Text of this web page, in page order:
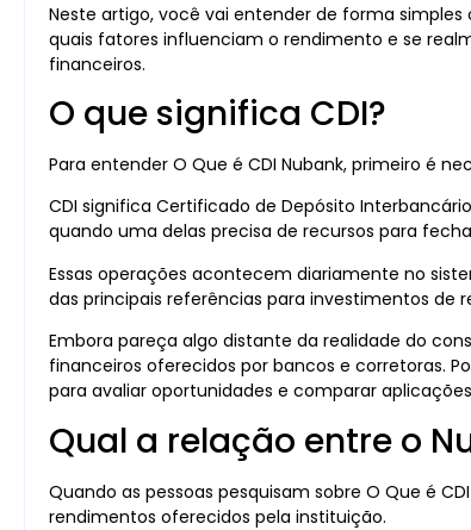
Neste artigo, você vai entender de forma
quais fatores influenciam o rendimento e se
financeiros.
O que significa CDI?
Para entender O Que é CDI Nubank, primeiro é
CDI significa Certificado de Depósito
quando uma delas precisa de recursos para
Essas operações acontecem diariamente no
das principais referências para investimentos de
Embora pareça algo distante da realidade do
financeiros oferecidos por bancos e corretoras.
para avaliar oportunidades e comparar
Qual a relação entre o
Quando as pessoas pesquisam sobre O Que é
rendimentos oferecidos pela instituição.